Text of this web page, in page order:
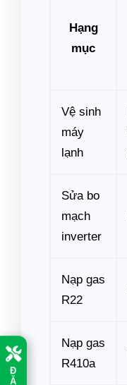
Đ
Ặ
Hạng
mục
Vệ sinh
máy
lạnh
Sửa bo
mạch
inverter
Nạp gas
R22
Nạp gas
R410a